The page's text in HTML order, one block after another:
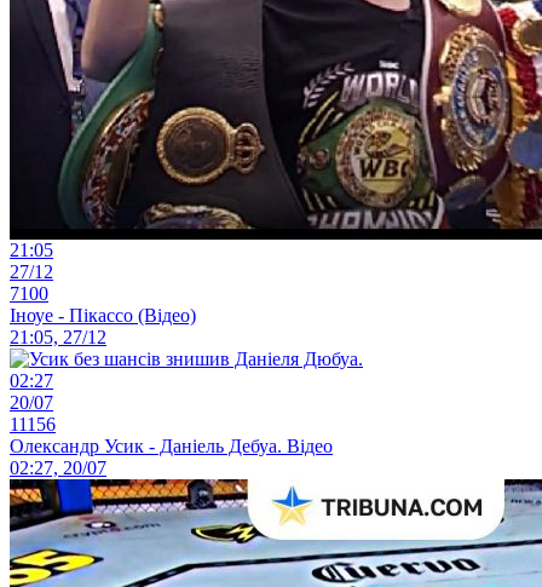
21:05
27/12
7100
Іноуе - Пікассо (Відео)
21:05, 27/12
02:27
20/07
11156
Олександр Усик - Даніель Дебуа. Відео
02:27, 20/07